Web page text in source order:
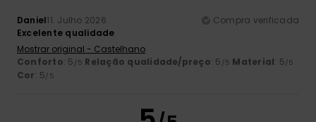
Daniel11. Julho 2026
Compra verificada
Excelente qualidade
Mostrar original - Castelhano
Conforto: 5 /5 Relação qualidade/preço: 5 /5 Material: 5/5
Cor: 5/5